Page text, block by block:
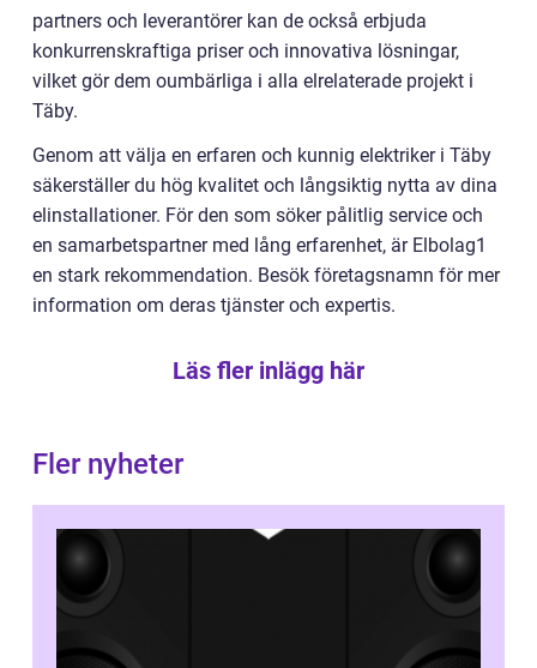
partners och leverantörer kan de också erbjuda
konkurrenskraftiga priser och innovativa lösningar,
vilket gör dem oumbärliga i alla elrelaterade projekt i
Täby.
Genom att välja en erfaren och kunnig elektriker i Täby
säkerställer du hög kvalitet och långsiktig nytta av dina
elinstallationer. För den som söker pålitlig service och
en samarbetspartner med lång erfarenhet, är Elbolag1
en stark rekommendation. Besök företagsnamn för mer
information om deras tjänster och expertis.
Läs fler inlägg här
Fler nyheter